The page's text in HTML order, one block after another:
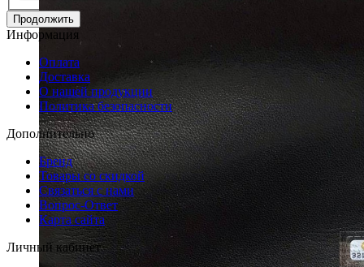
Продолжить
Информация
Оплата
Доставка
О нашей продукции
Политика безопасности
Дополнительно
Бренд
Товары со скидкой
Связаться с нами
Вопрос-Ответ
Карта сайта
Личный кабинет